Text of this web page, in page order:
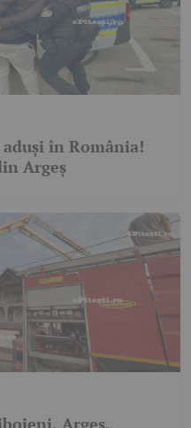
în România!
Argeș
Argeș.